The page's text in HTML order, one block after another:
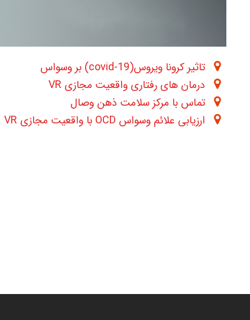
تاثیر کرونا ویروس(covid-19) بر وسواس
درمان های رفتاری واقعیت مجازی VR
تماس با مرکز سلامت ذهن وصال
ارزیابی علائم وسواس OCD با واقعیت مجازی VR